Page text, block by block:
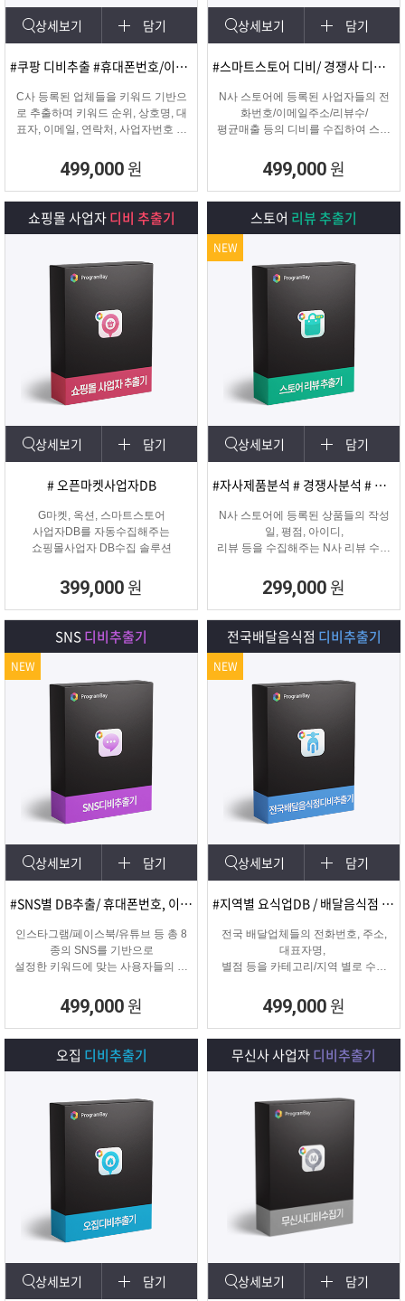
상세보기 담기
#쿠팡 디비추출 #휴대폰번호/이메일
C사 등록된 업체들을 키워드 기반으
로 추출하며 키워드 순위, 상호명, 대
표자, 이메일, 연락처, 사업자번호 등
추출해주는 프로그램
499,000 원
상세보기 담기
#스마트스토어 디비/ 경쟁사 디비 분석
N사 스토어에 등록된 사업자들의 전
화번호/이메일주소/리뷰수/
평균매출 등의 디비를 수집하여 스토
경쟁사 분석에 탁월한 프로그램입니
다.
499,000 원
쇼핑몰 사업자디비 추출기
상세보기 담기
# 오픈마켓사업자DB
G마켓, 옥션, 스마트스토어
사업자DB를 자동수집해주는
쇼핑몰사업자 DB수집 솔루션
399,000 원
스토어 리뷰 추출기
상세보기 담기
#자사제품분석 # 경쟁사분석 # 마케팅 및 광고
N사 스토어에 등록된 상품들의 작성
일, 평점, 아이디,
리뷰 등을 수집해주는 N사 리뷰 수집
299,000 원
NEW
SNS디비추출기
상세보기 담기
#SNS별 DB추출/ 휴대폰번호, 이메일추출
인스타그램/페이스북/유튜브 등 총 8
종의 SNS를 기반으로
설정한 키워드에 맞는 사용자들의 휴
추출하여 영업 및 마케팅에 활용 할
수 있는 프로그램입니다.
499,000 원
NEW
전국배달음식점 디비추출기
상세보기 담기
#지역별 요식업DB / 배달음식점 전화번호
전국 배달업체들의 전화번호, 주소,
대표자명,
별점 등을 카테고리/지역 별로 수집
타겟 마케팅용 DB를 수집해주는 프
로그램입니다.
499,000 원
NEW
오집 디비추출기
상세보기 담기
무신사 사업자디비추출기
상세보기 담기